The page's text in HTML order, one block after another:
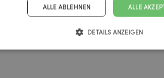
ALLE
ALLE ABLEHNEN
DETAILS ANZEIGEN